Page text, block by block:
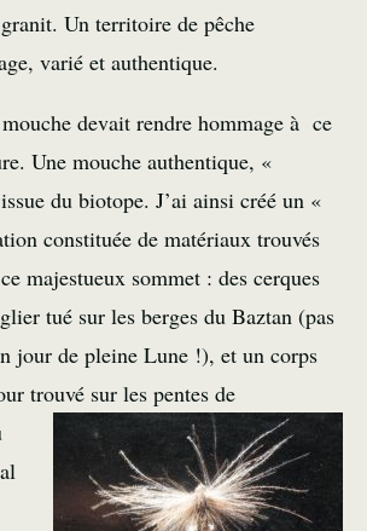
Un territoire de pêche
varié et authentique.
devait rendre hommage à ce
Une mouche authentique, «
du biotope. J’ai ainsi créé un «
constituée de matériaux trouvés
majestueux sommet : des cerques
tué sur les berges du Baztan (pas
jour de pleine Lune !), et un corps
trouvé sur les pentes de